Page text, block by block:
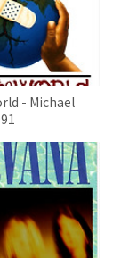
- Michael